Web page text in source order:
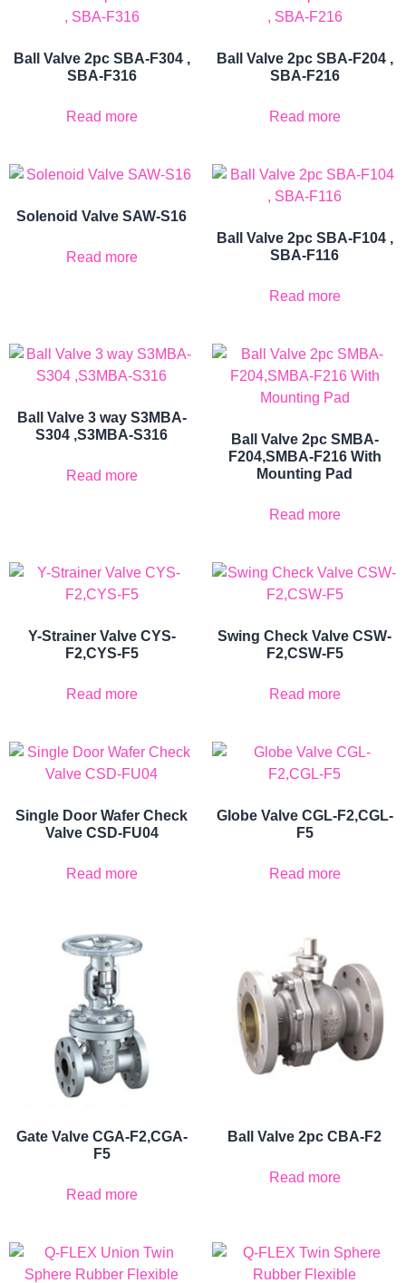
Ball Valve 2pc SBA-F304 ,
SBA-F316
Read more
Ball Valve 2pc SBA-F204 ,
SBA-F216
Read more
Solenoid Valve SAW-S16
Read more
Ball Valve 2pc SBA-F104 ,
SBA-F116
Read more
Ball Valve 3 way S3MBA-
S304 ,S3MBA-S316
Read more
Ball Valve 2pc SMBA-
F204,SMBA-F216 With
Mounting Pad
Read more
Y-Strainer Valve CYS-
F2,CYS-F5
Read more
Swing Check Valve CSW-
F2,CSW-F5
Read more
Single Door Wafer Check
Valve CSD-FU04
Read more
Globe Valve CGL-F2,CGL-
F5
Read more
Gate Valve CGA-F2,CGA-
F5
Read more
Ball Valve 2pc CBA-F2
Read more